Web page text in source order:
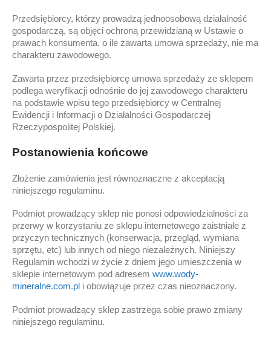
Przedsiębiorcy, którzy prowadzą jednoosobową działalność
gospodarczą, są objęci ochroną przewidzianą w Ustawie o
prawach konsumenta, o ile zawarta umowa sprzedaży, nie ma
charakteru zawodowego.
Zawarta przez przedsiębiorcę umowa sprzedaży ze sklepem
podlega weryfikacji odnośnie do jej zawodowego charakteru
na podstawie wpisu tego przedsiębiorcy w Centralnej
Ewidencji i Informacji o Działalności Gospodarczej
Rzeczypospolitej Polskiej.
Postanowienia końcowe
Złożenie zamówienia jest równoznaczne z akceptacją
niniejszego regulaminu.
Podmiot prowadzący sklep nie ponosi odpowiedzialności za
przerwy w korzystaniu ze sklepu internetowego zaistniałe z
przyczyn technicznych (konserwacja, przegląd, wymiana
sprzętu, etc) lub innych od niego niezależnych. Niniejszy
Regulamin wchodzi w życie z dniem jego umieszczenia w
sklepie internetowym pod adresem www.wody-
mineralne.com.pl i obowiązuje przez czas nieoznaczony.
Podmiot prowadzący sklep zastrzega sobie prawo zmiany
niniejszego regulaminu.